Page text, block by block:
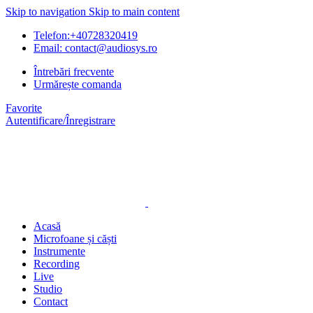
Skip to navigation Skip to main content
Telefon:+40728320419
Email: contact@audiosys.ro
Întrebări frecvente
Urmărește comanda
Favorite
Autentificare/Înregistrare
Acasă
Microfoane și căști
Instrumente
Recording
Live
Studio
Contact